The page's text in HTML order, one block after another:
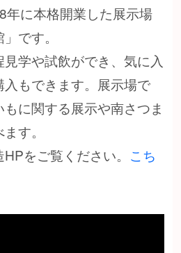
年に本格開業した展示場
です。
学や試飲ができ、気に入
入もできます。展示場で
に関する展示や南さつま
す。
をご覧ください。 こち